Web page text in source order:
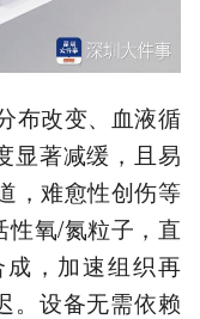
布改变、血液循
显著减缓，且易
，难愈性创伤等
性氧/氮粒子，直
，加速组织再
。设备无需依赖